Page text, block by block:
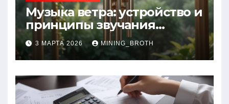
Музыка ветра: устройство и
принципы звучания
колокольчиков
3 МАРТА 2026 MINING_BROTH